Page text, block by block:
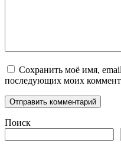
Сохранить моё имя,
последующих моих
Поиск